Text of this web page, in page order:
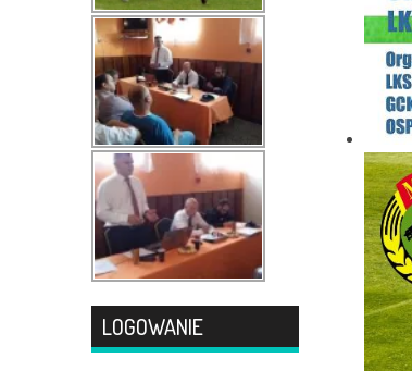
LOGOWANIE